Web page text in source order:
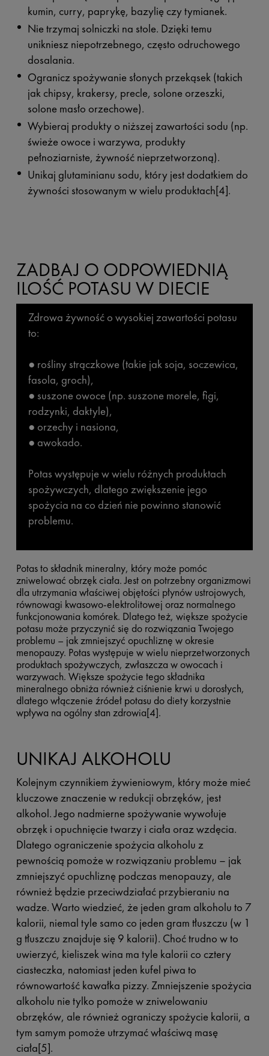
kumin, curry, paprykę, bazylię czy tymianek.
Nie trzymaj solniczki na stole. Dzięki temu
unikniesz niepotrzebnego, często odruchowego
dosalania.
Ogranicz spożywanie słonych przekąsek (takich
jak chipsy, krakersy, precle, solone orzeszki,
solone masło orzechowe).
Wybieraj produkty o niższej zawartości sodu (np.
świeże owoce i warzywa, produkty
pełnoziarniste, żywność nieprzetworzoną).
Unikaj glutaminianu sodu, który jest dodatkiem do
żywności stosowanym w wielu produktach[4].
ZADBAJ O ODPOWIEDNIĄ
ILOŚĆ POTASU W DIECIE
Zdrowa żywność o wysokiej zawartości potasu
to:
● rośliny strączkowe (takie jak soja, soczewica,
fasola, groch),
● suszone owoce (np. suszone morele, figi,
rodzynki, daktyle),
● orzechy i nasiona,
● awokado.
Potas występuje w wielu różnych produktach
spożywczych, dlatego zwiększenie jego
spożycia na co dzień nie powinno stanowić
problemu.
Potas to składnik mineralny, który może pomóc
zniwelować obrzęk ciała. Jest on potrzebny organizmowi
dla utrzymania właściwej objętości płynów ustrojowych,
równowagi kwasowo-elektrolitowej oraz normalnego
funkcjonowania komórek. Dlatego też, większe spożycie
potasu może przyczynić się do rozwiązania Twojego
problemu – jak zmniejszyć opuchliznę w okresie
menopauzy. Potas występuje w wielu nieprzetworzonych
produktach spożywczych, zwłaszcza w owocach i
warzywach. Większe spożycie tego składnika
mineralnego obniża również ciśnienie krwi u dorosłych,
dlatego włączenie źródeł potasu do diety korzystnie
wpływa na ogólny stan zdrowia[4].
UNIKAJ ALKOHOLU
Kolejnym czynnikiem żywieniowym, który może mieć
kluczowe znaczenie w redukcji obrzęków, jest
alkohol. Jego nadmierne spożywanie wywołuje
obrzęk i opuchnięcie twarzy i ciała oraz wzdęcia.
Dlatego ograniczenie spożycia alkoholu z
pewnością pomoże w rozwiązaniu problemu – jak
zmniejszyć opuchliznę podczas menopauzy, ale
również będzie przeciwdziałać przybieraniu na
wadze. Warto wiedzieć, że jeden gram alkoholu to 7
kalorii, niemal tyle samo co jeden gram tłuszczu (w 1
g tłuszczu znajduje się 9 kalorii). Choć trudno w to
uwierzyć, kieliszek wina ma tyle kalorii co cztery
ciasteczka, natomiast jeden kufel piwa to
równowartość kawałka pizzy. Zmniejszenie spożycia
alkoholu nie tylko pomoże w zniwelowaniu
obrzęków, ale również ograniczy spożycie kalorii, a
tym samym pomoże utrzymać właściwą masę
ciała[5].